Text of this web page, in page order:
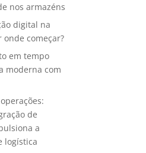
nos armazéns
digital na
onde começar?
em tempo
moderna com
de
a
logística